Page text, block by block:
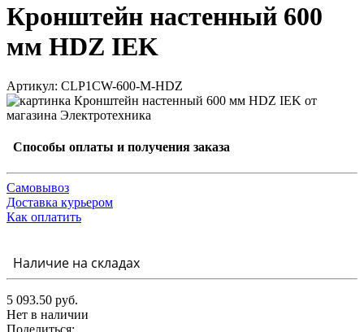
Кронштейн настенный 600
мм HDZ IEK
Артикул: CLP1CW-600-M-HDZ
Способы оплаты и получения заказа
Самовывоз
Доставка курьером
Как оплатить
Наличие на складах
5 093.50 руб.
Нет в наличии
Поделиться: